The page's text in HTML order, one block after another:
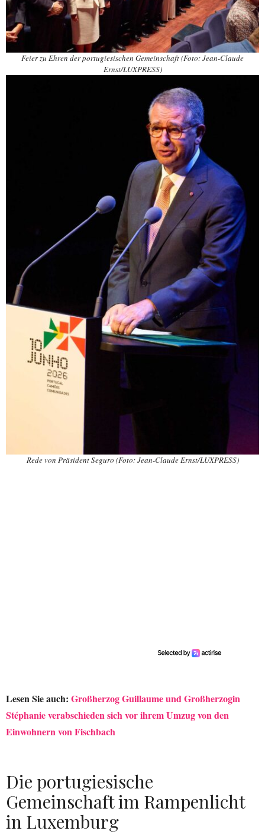
Feier zu Ehren der portugiesischen Gemeinschaft (Foto: Jean-Claude
Ernst/LUXPRESS)
Rede von Präsident Seguro (Foto: Jean-Claude Ernst/LUXPRESS)
Lesen Sie auch: Großherzog Guillaume und Großherzogin
Stéphanie verabschieden sich vor ihrem Umzug von den
Einwohnern von Fischbach
Die portugiesische
Gemeinschaft im Rampenlicht
in Luxemburg